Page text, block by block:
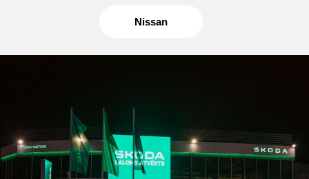
Nissan